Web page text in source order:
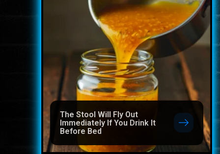
The Stool Will Fly Out
Immediately If You Drink It
Before Bed